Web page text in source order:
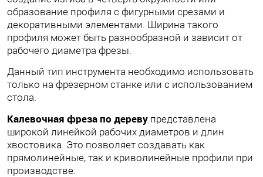
образование профиля с фигурными срезами и
декоративными элементами. Ширина такого
профиля может быть разнообразной и зависит от
рабочего диаметра фрезы.
Данный тип инструмента необходимо использовать
только на фрезерном станке или с использованием
стола.
Калевочная фреза по дереву представлена
широкой линейкой рабочих диаметров и длин
хвостовика. Это позволяет создавать как
прямолинейные, так и криволинейные профили при
производстве: